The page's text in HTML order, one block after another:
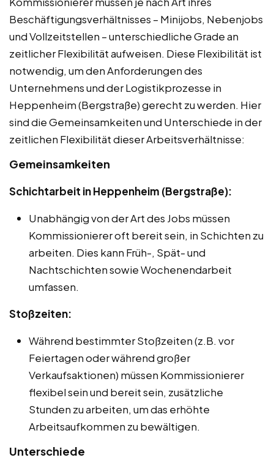
Beschäftigungsverhältnisses – Minijobs, Nebenjobs
und Vollzeitstellen – unterschiedliche Grade an
zeitlicher Flexibilität aufweisen. Diese Flexibilität ist
notwendig, um den Anforderungen des
Unternehmens und der Logistikprozesse in
Heppenheim (Bergstraße) gerecht zu werden. Hier
sind die Gemeinsamkeiten und Unterschiede in der
zeitlichen Flexibilität dieser Arbeitsverhältnisse:
Gemeinsamkeiten
Schichtarbeit in Heppenheim (Bergstraße):
Unabhängig von der Art des Jobs müssen
Kommissionierer oft bereit sein, in Schichten zu
arbeiten. Dies kann Früh-, Spät- und
Nachtschichten sowie Wochenendarbeit
umfassen.
Stoßzeiten:
Während bestimmter Stoßzeiten (z.B. vor
Feiertagen oder während großer
Verkaufsaktionen) müssen Kommissionierer
flexibel sein und bereit sein, zusätzliche
Stunden zu arbeiten, um das erhöhte
Arbeitsaufkommen zu bewältigen.
Unterschiede